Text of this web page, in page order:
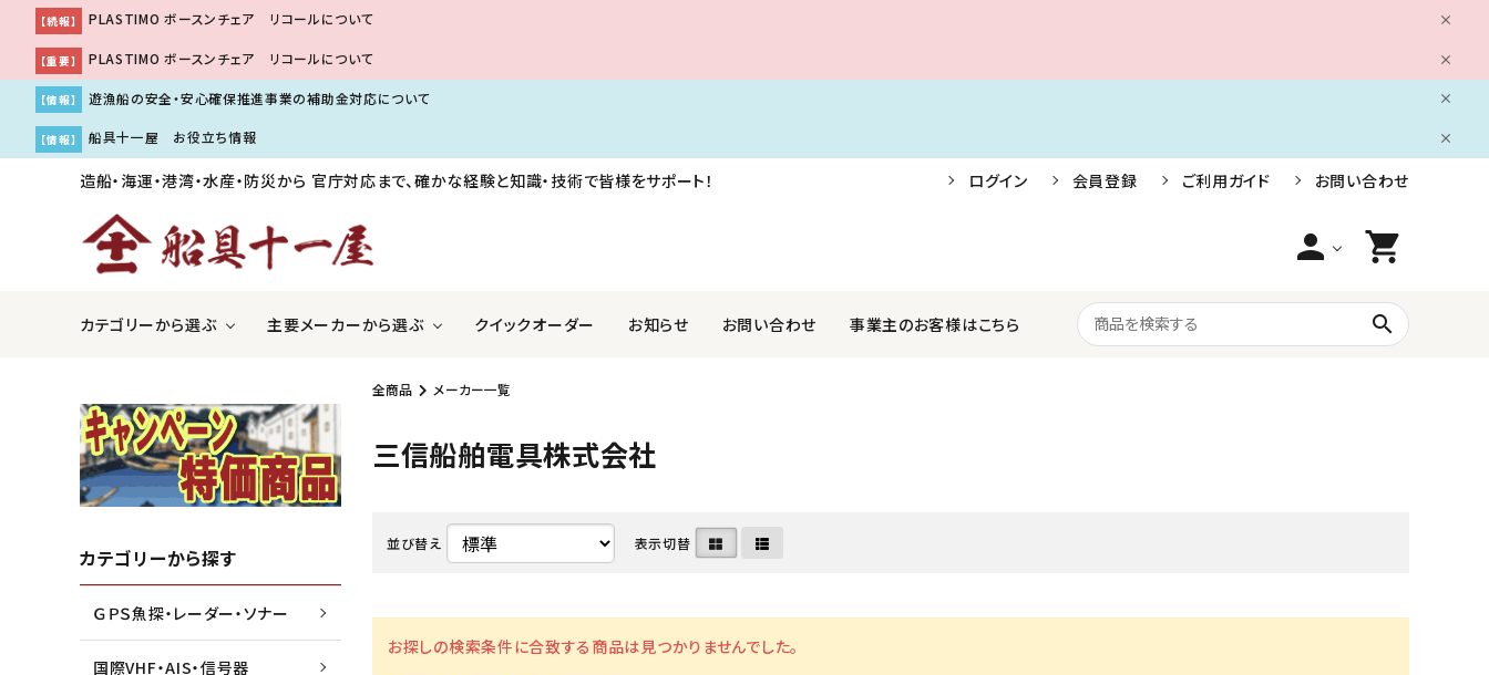
【続報】 PLASTIMO ボースンチェア リコールについて
【重要】 PLASTIMO ボースンチェア リコールについて
【情報】 遊漁船の安全・安心確保推進事業の補助金対応について
【情報】 船具十一屋 お役立ち情報
造船・海運・港湾・水産・防災から 官庁対応まで、確かな経験と知識・技術で皆様をサポート！ ログイン 会員登録 ご利用ガイド お問い合わせ
person shopping_cart
カテゴリーから選ぶ
ＧＰＳ魚探・レーダー・ソナー
船舶用内装品
水害・災害・環境対策商品 船外機・ディーゼル関連
船検用品・法定備品 ゴムボート・水上バイク・小型船 マリンインテリア・アクセサリ マリンスポーツ・マリンギア
主要メーカーから選ぶ
アキレス株式会社
株式会社工進
ジョイクラフト株式会社 高階救命器具株式会社
トーハツ株式会社 トレルボルグ 日本救命器具株式会社 株式会社ノボル電機製作所
クイックオーダー お知らせ お問い合わせ 事業主のお客様はこちら search
全商品 メーカー一覧
三信船舶電具株式会社
並び替え 表示切替
お探しの検索条件に合致する商品は見つかりませんでした。
カテゴリーから探す
ＧＰＳ魚探・レーダー・ソナー
国際VHF・AIS・信号器